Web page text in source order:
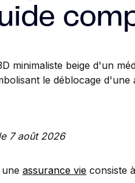
7 août 2026
assurance vie consiste